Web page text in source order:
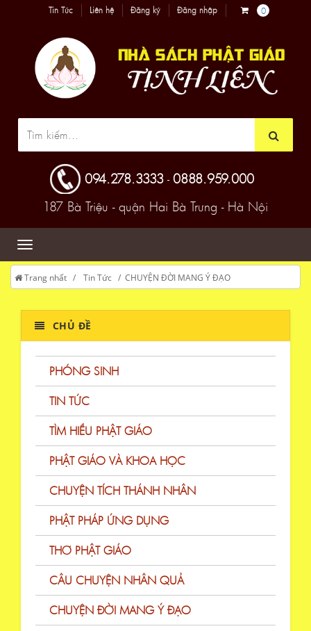
Tin Tức Liên hệ Đăng ký Đăng nhập 0
094.278.3333 - 0888.959.000
187 Bà Triệu - quận Hai Bà Trưng - Hà Nội
Trang nhất Tin Tức CHUYỆN ĐỜI MANG Ý ĐẠO
CHỦ ĐỀ
PHÓNG SINH
TIN TỨC
TÌM HIỂU PHẬT GIÁO
PHẬT GIÁO VÀ KHOA HỌC
CHUYỆN TÍCH THÁNH NHÂN
PHẬT PHÁP ỨNG DỤNG
THƠ PHẬT GIÁO
CÂU CHUYỆN NHÂN QUẢ
CHUYỆN ĐỜI MANG Ý ĐẠO